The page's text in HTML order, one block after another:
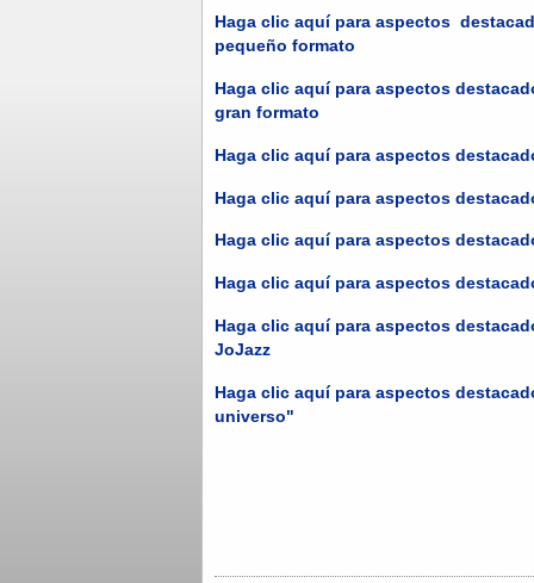
Haga clic aquí para aspectos
pequeño formato
Haga clic aquí para aspectos
gran formato
Haga clic aquí para aspectos
Haga clic aquí para aspectos
Haga clic aquí para aspectos
Haga clic aquí para aspectos
Haga clic aquí para aspectos
JoJazz
Haga clic aquí para aspectos
universo"